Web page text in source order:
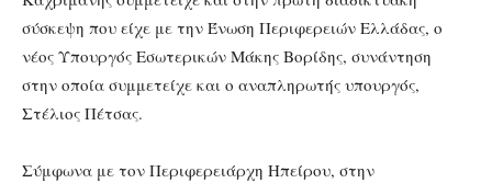
σύσκεψη που είχε με την Ένωση Περιφερειών Ελλάδας, ο
νέος Υπουργός Εσωτερικών Μάκης Βορίδης, συνάντηση
στην οποία συμμετείχε και ο αναπληρωτής υπουργός,
Στέλιος Πέτσας.
Σύμφωνα με τον Περιφερειάρχη Ηπείρου, στην